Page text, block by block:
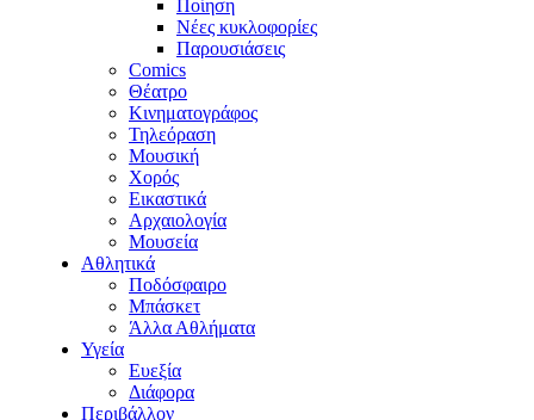
Ποίηση
Νέες κυκλοφορίες
Παρουσιάσεις
Comics
Θέατρο
Κινηματογράφος
Τηλεόραση
Μουσική
Χορός
Εικαστικά
Αρχαιολογία
Μουσεία
Αθλητικά
Ποδόσφαιρο
Μπάσκετ
Άλλα Αθλήματα
Υγεία
Ευεξία
Διάφορα
Περιβάλλον